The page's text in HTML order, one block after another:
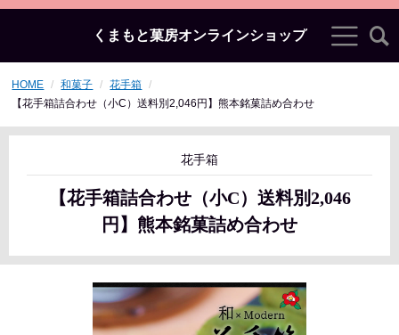
くまもと菓房オンラインショップ
HOME 和菓子
花手箱
【花手箱詰合わせ（小C）送料別2,046円】熊本銘菓詰め合わせ
花手箱
【花手箱詰合わせ（小C）送料別2,046
円】熊本銘菓詰め合わせ